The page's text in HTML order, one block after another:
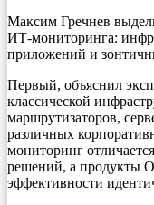
Максим Гречнев
ИТ-мониторинга:
приложений и
Первый, объяснил
классической
маршрутизаторов,
различных
мониторинг
решений, а продукты
эффективности